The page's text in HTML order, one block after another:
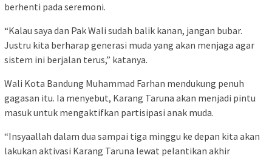
berhenti pada seremoni.
“Kalau saya dan Pak Wali sudah balik kanan, jangan bubar.
Justru kita berharap generasi muda yang akan menjaga agar
sistem ini berjalan terus,” katanya.
Wali Kota Bandung Muhammad Farhan mendukung penuh
gagasan itu. Ia menyebut, Karang Taruna akan menjadi pintu
masuk untuk mengaktifkan partisipasi anak muda.
“Insyaallah dalam dua sampai tiga minggu ke depan kita akan
lakukan aktivasi Karang Taruna lewat pelantikan akhir